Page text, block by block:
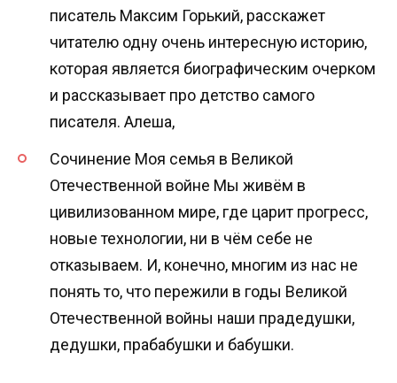
писатель Максим Горький, расскажет
читателю одну очень интересную историю,
которая является биографическим очерком
и рассказывает про детство самого
писателя. Алеша,
Сочинение Моя семья в Великой
Отечественной войне Мы живём в
цивилизованном мире, где царит прогресс,
новые технологии, ни в чём себе не
отказываем. И, конечно, многим из нас не
понять то, что пережили в годы Великой
Отечественной войны наши прадедушки,
дедушки, прабабушки и бабушки.